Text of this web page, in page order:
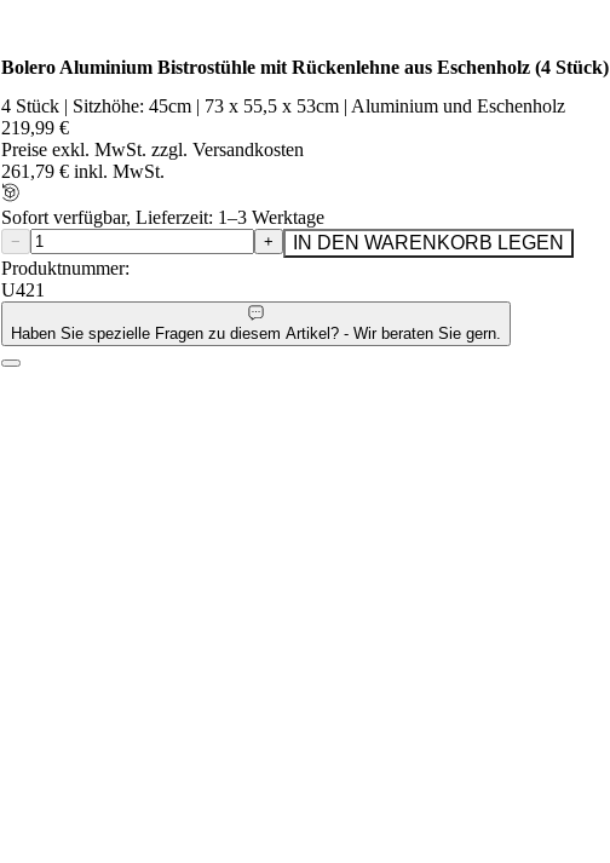
Bolero Aluminium Bistrostühle mit Rückenlehne aus Eschenholz (4 Stück)
4 Stück | Sitzhöhe: 45cm | 73 x 55,5 x 53cm | Aluminium und Eschenholz
219,99 €
Preise exkl. MwSt. zzgl. Versandkosten
261,79 € inkl. MwSt.
Sofort verfügbar, Lieferzeit: 1–3 Werktage
− +
IN DEN WARENKORB LEGEN
Produktnummer:
U421
Haben Sie spezielle Fragen zu diesem Artikel? - Wir beraten Sie gern.